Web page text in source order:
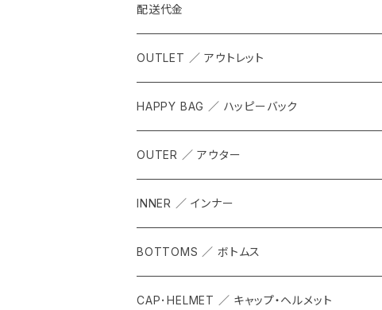
配送代金
OUTLET ／ アウトレット
HAPPY BAG ／ ハッピーバック
OUTER ／ アウター
INNER ／ インナー
BOTTOMS ／ ボトムス
CAP･HELMET ／ キャップ・ヘルメット